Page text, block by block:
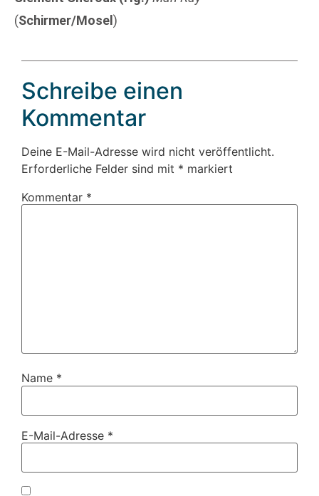
(Schirmer/Mosel )
Schreibe einen
Kommentar
Deine E-Mail-Adresse wird nicht veröffentlicht.
Erforderliche Felder sind mit * markiert
Kommentar *
Name *
E-Mail-Adresse *